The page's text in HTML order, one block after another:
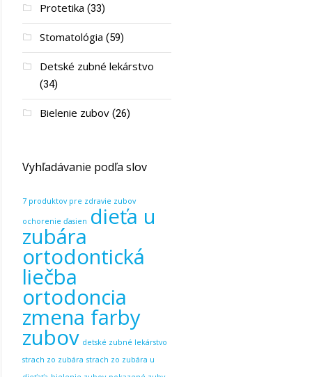
Protetika (33)
Stomatológia (59)
Detské zubné lekárstvo
(34)
Bielenie zubov(26)
Vyhľadávanie podľa slov
7 produktov pre zdravie zubov
ochorenie ďasien dieťa u
zubára
ortodontická
liečba
ortodoncia
zmena farby
zubov detské zubné lekárstvo
strach zo zubára strach zo zubára u